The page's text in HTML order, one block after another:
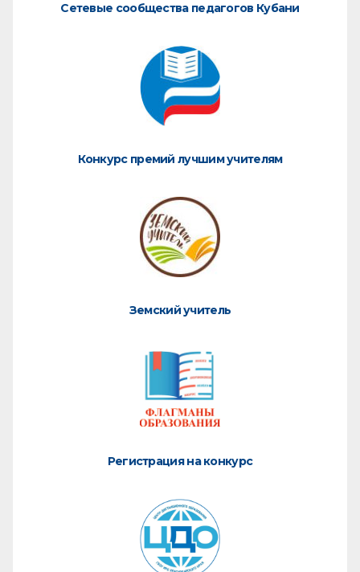
Сетевые сообщества педагогов Кубани
Конкурс премий лучшим учителям
Земский учитель
Регистрация на конкурс